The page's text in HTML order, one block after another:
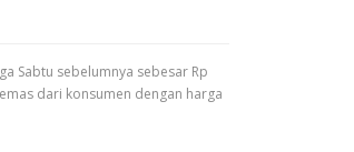
Sabtu sebelumnya sebesar Rp
dari konsumen dengan harga